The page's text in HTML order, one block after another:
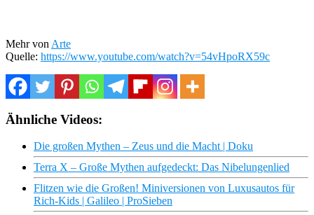
Mehr von Arte
Quelle: https://www.youtube.com/watch?v=54vHpoRX59c
Ähnliche Videos:
Die großen Mythen – Zeus und die Macht | Doku
Terra X – Große Mythen aufgedeckt: Das Nibelungenlied
Flitzen wie die Großen! Miniversionen von Luxusautos für
Rich-Kids | Galileo | ProSieben